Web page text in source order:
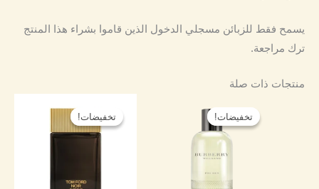
يسمح فقط للزبائن مسجلي الدخول الذين قاموا بشراء هذا المنتج
ترك مراجعة.
منتجات ذات صلة
تخفيضات!
تخفيضات!
⁦ر.س 75⁩
العديد
من
الأشكال
المختلفة
تخفيضات!
تخفيضات!
السعر:
العديد
المختلفة